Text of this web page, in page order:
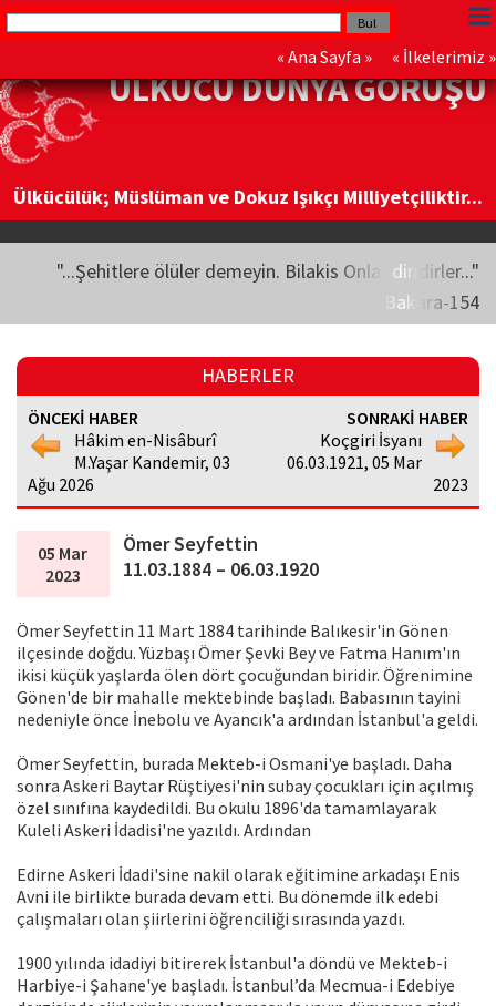
« Ana Sayfa » « İlkelerimiz »
ÜLKÜCÜ DÜNYA GÖRÜŞÜ
Ülkücülük; Müslüman ve Dokuz Işıkçı Milliyetçiliktir...
"...Şehitlere ölüler demeyin. Bilakis Onlar diridirler..."
Bakara-154
HABERLER
ÖNCEKİ HABER
Hâkim en-Nisâburî
M.Yaşar Kandemir, 03
Ağu 2026
SONRAKİ HABER
Koçgiri İsyanı
06.03.1921, 05 Mar
2023
05 Mar
2023
Ömer Seyfettin
11.03.1884 – 06.03.1920
Ömer Seyfettin 11 Mart 1884 tarihinde Balıkesir'in Gönen
ilçesinde doğdu. Yüzbaşı Ömer Şevki Bey ve Fatma Hanım'ın
ikisi küçük yaşlarda ölen dört çocuğundan biridir. Öğrenimine
Gönen'de bir mahalle mektebinde başladı. Babasının tayini
nedeniyle önce İnebolu ve Ayancık'a ardından İstanbul'a geldi.
Ömer Seyfettin, burada Mekteb-i Osmani'ye başladı. Daha
sonra Askeri Baytar Rüştiyesi'nin subay çocukları için açılmış
özel sınıfına kaydedildi. Bu okulu 1896'da tamamlayarak
Kuleli Askeri İdadisi'ne yazıldı. Ardından
Edirne Askeri İdadi'sine nakil olarak eğitimine arkadaşı Enis
Avni ile birlikte burada devam etti. Bu dönemde ilk edebi
çalışmaları olan şiirlerini öğrenciliği sırasında yazdı.
1900 yılında idadiyi bitirerek İstanbul'a döndü ve Mekteb-i
Harbiye-i Şahane'ye başladı. İstanbul’da Mecmua-i Edebiye